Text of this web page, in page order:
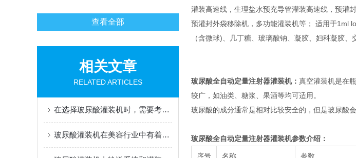
查看全部
相关文章
RELATED ARTICLES
在选择玻尿酸灌装机时，需要考虑以下几个因素
玻尿酸灌装机在美容行业中有着广泛的应用
灌装高速线，生理盐水预充导管灌装高速线，预灌
预灌封外袋移除机，多功能灌装机等； 适用于1ml
（含微球)、几丁糖、玻璃酸钠、凝胶、妇科凝胶
玻尿酸全自动定量注射器灌装机： 真空灌装机是在
较广，如油类、糖浆、果酒等均可适用。
玻尿酸的成分通常是相对比较安全的，但是玻尿酸
玻尿酸全自动定量注射器灌装机参数介绍：
序号 名称 参数